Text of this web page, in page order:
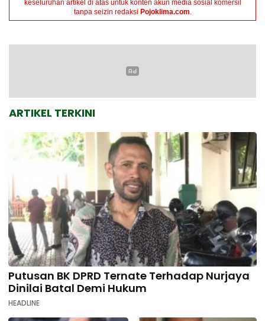
keseluruhan artikel di atas untuk konten akun media sosial komersil
tanpa seizin redaksi Pojoklima.com.
ARTIKEL TERKINI
Putusan BK DPRD Ternate Terhadap Nurjaya
Dinilai Batal Demi Hukum
HEADLINE